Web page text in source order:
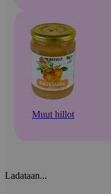
Muut hillot
Ladataan...